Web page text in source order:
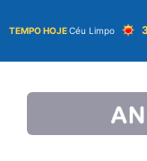
TEMPO HOJECéu Limpo